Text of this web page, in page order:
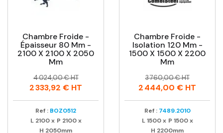
Chambre Froide -
Épaisseur 80 Mm -
2100 X 2100 X 2050
Mm
Prix
Prix
habituel
4 024,00 € HT
2 333,92 € HT
Ref : BOZ0512
L 2100 x P 2100 x
H 2050mm
Chambre Froide -
Isolation 120 Mm -
1500 X 1500 X 2200
Mm
Prix
Prix
habituel
3 760,00 € HT
2 444,00 € HT
Ref : 7489.2010
L 1500 x P 1500 x
H 2200mm